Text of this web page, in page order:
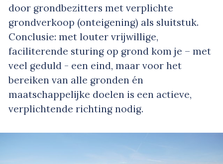
door grondbezitters met verplichte
grondverkoop (onteigening) als sluitstuk.
Conclusie: met louter vrijwillige,
faciliterende sturing op grond kom je – met
veel geduld - een eind, maar voor het
bereiken van alle gronden én
maatschappelijke doelen is een actieve,
verplichtende richting nodig.